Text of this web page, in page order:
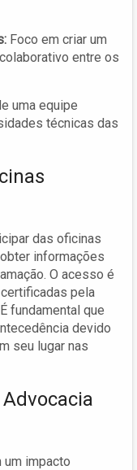
Foco em criar um
entre os
uma equipe
técnicas das
das oficinas
informações
O acesso é
pela
fundamental que
devido
seu lugar nas
um impacto